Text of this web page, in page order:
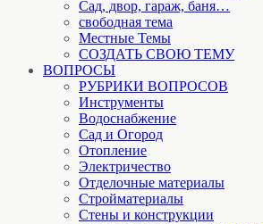
Cад, двор, гараж, баня…
свободная тема
Местные Темы
СОЗДАТЬ СВОЮ ТЕМУ
ВОПРОСЫ
РУБРИКИ ВОПРОСОВ
Инструменты
Водоснабжение
Сад и Огород
Отопление
Электричество
Отделочные материалы
Стройматериалы
Стены и конструкции